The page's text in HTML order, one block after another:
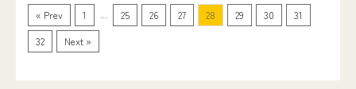
« Prev 1 25 26 27 28 29 30
31
32
Next »